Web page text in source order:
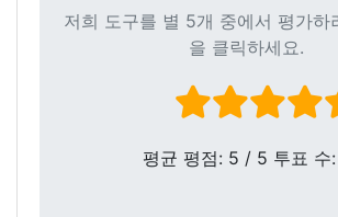
저희 도구를 별 5개 중에서 평가하
을 클릭하세요.
평균 평점: 5 / 5 투표 수: